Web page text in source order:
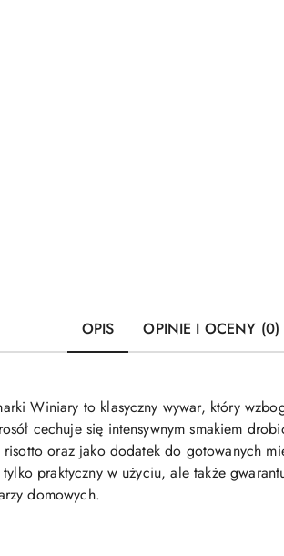
OPIS OPINIE I OCENY (0)
Winiary to klasyczny wywar, który
cechuje się intensywnym smakiem
risotto oraz jako dodatek do gotowanych
praktyczny w użyciu, ale także
domowych.